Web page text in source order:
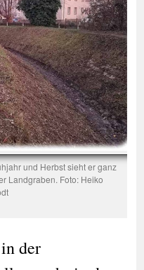
und Herbst sieht er ganz
Landgraben. Foto: Heiko
der